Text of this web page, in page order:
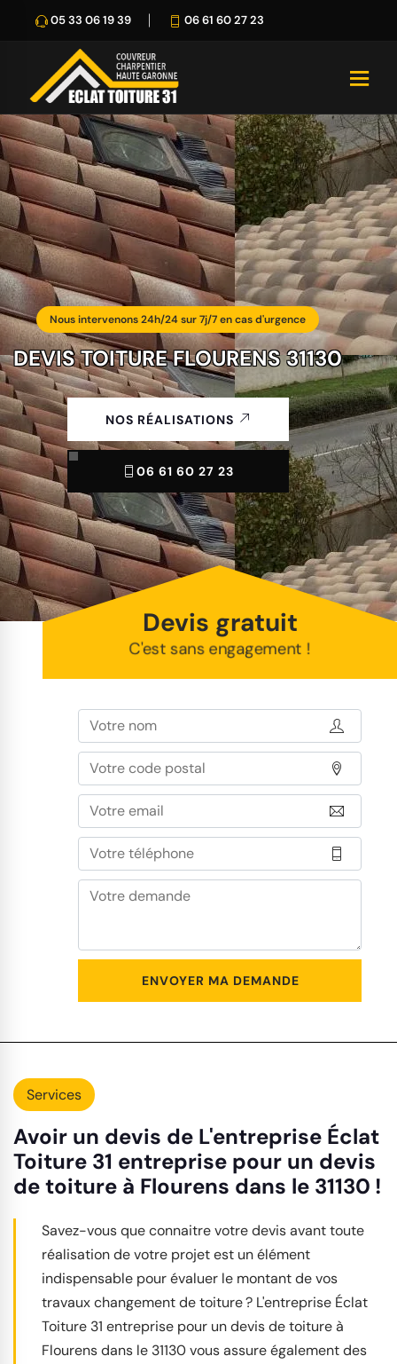
05 33 06 19 39 06 61 60 27 23
Nous intervenons 24h/24 sur 7j/7 en cas d'urgence
DEVIS TOITURE FLOURENS 31130
NOS RÉALISATIONS
06 61 60 27 23
Devis gratuit
C'est sans engagement !
Services
Avoir un devis de L'entreprise Éclat
Toiture 31 entreprise pour un devis
de toiture à Flourens dans le 31130 !
Savez-vous que connaitre votre devis avant toute
réalisation de votre projet est un élément
indispensable pour évaluer le montant de vos
travaux changement de toiture ? L'entreprise Éclat
Toiture 31 entreprise pour un devis de toiture à
Flourens dans le 31130 vous assure également des